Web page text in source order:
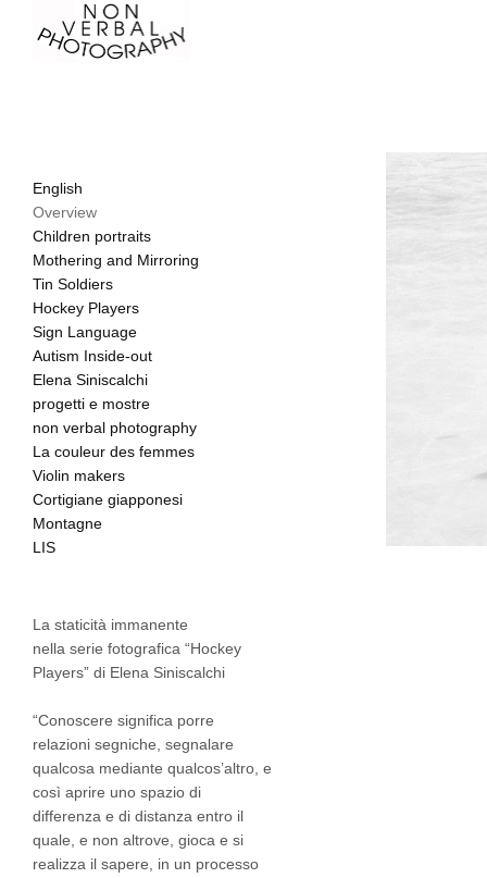
English
Overview
Children portraits
Mothering and Mirroring
Tin Soldiers
Hockey Players
Sign Language
Autism Inside-out
Elena Siniscalchi
progetti e mostre
non verbal photography
La couleur des femmes
Violin makers
Cortigiane giapponesi
Montagne
LIS
La staticità immanente
nella serie fotografica “Hockey
Players” di Elena Siniscalchi
“Conoscere significa porre
relazioni segniche, segnalare
qualcosa mediante qualcos’altro, e
così aprire uno spazio di
differenza e di distanza entro il
quale, e non altrove, gioca e si
realizza il sapere, in un processo